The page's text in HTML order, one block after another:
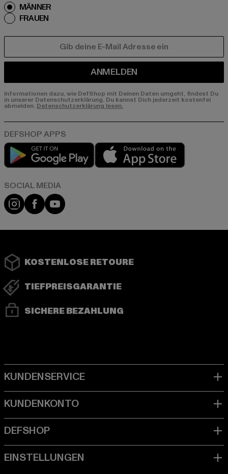
MÄNNER
FRAUEN
ANMELDEN
Informationen dazu, wie DefShop mit Deinen Daten umgeht, findest Du
in unserer Datenschutzerklärung. Du kannst Dich jederzeit kostenfei
abmelden. Datenschutzerklärung lesen.
Play market
Instagram
FacebookYouTube
KOSTENLOSE RETOURE
TIEFPREISGARANTIE
SICHERE BEZAHLUNG